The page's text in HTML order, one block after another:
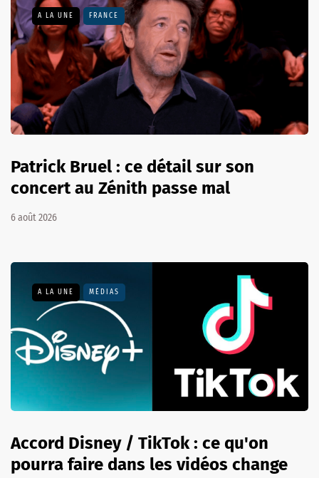
A LA UNE FRANCE
Patrick Bruel : ce détail sur son
concert au Zénith passe mal
6 août 2026
A LA UNE MÉDIAS
Accord Disney / TikTok : ce qu'on
pourra faire dans les vidéos change